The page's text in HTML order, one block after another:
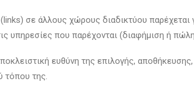
σε άλλους χώρους διαδικτύου παρέχεται
υπηρεσίες που παρέχονται (διαφήμιση ή
ευθύνη της επιλογής,
τόπου της.